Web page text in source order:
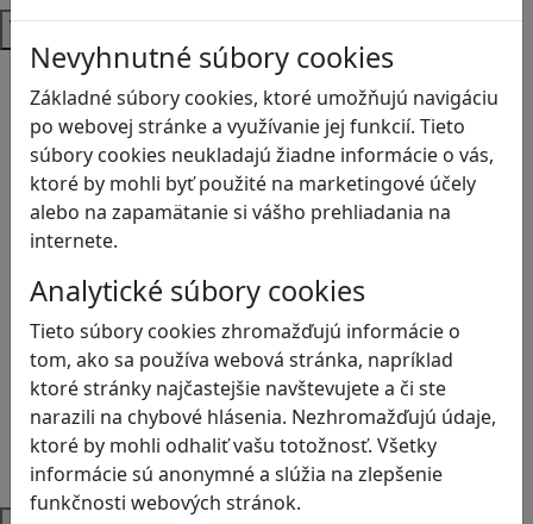
Nevyhnutné súbory cookies
Základné súbory cookies, ktoré umožňujú navigáciu
po webovej stránke a využívanie jej funkcií. Tieto
súbory cookies neukladajú žiadne informácie o vás,
ktoré by mohli byť použité na marketingové účely
alebo na zapamätanie si vášho prehliadania na
internete.
Analytické súbory cookies
Tieto súbory cookies zhromažďujú informácie o
tom, ako sa používa webová stránka, napríklad
ktoré stránky najčastejšie navštevujete a či ste
narazili na chybové hlásenia. Nezhromažďujú údaje,
ktoré by mohli odhaliť vašu totožnosť. Všetky
informácie sú anonymné a slúžia na zlepšenie
funkčnosti webových stránok.
Témy
Bezpečnosť na internete
Čítanie s porozumením
Digitálna rovnováha
Ekológia
Globálne vzdelávanie
Kreativita
Kritické myslenie
Kyberšikana
Logické myslenie
Ľudské práva a tolerancia
Motorika a koncentrácia
Programovanie/Technika
Sociálne zručnosti a kooperácia
Strategické myslenie
Zdravie a pohyb